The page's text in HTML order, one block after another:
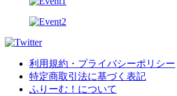
利用規約・プライバシーポリシー
特定商取引法に基づく表記
ふりーむ！について